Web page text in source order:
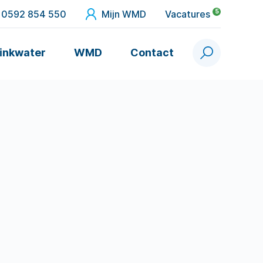
0592 854 550 Mijn WMD Vacatures 5
WMD Contact Zoek